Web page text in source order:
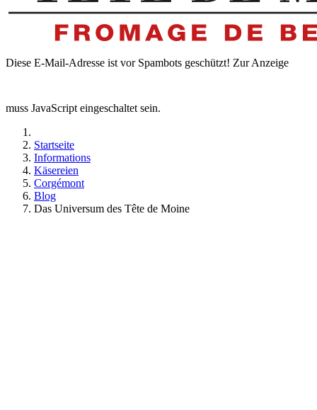
Diese E-Mail-Adresse ist vor Spambots geschützt! Zur Anzeige
muss JavaScript eingeschaltet sein.
Startseite
Informations
Käsereien
Corgémont
Blog
Das Universum des Tête de Moine